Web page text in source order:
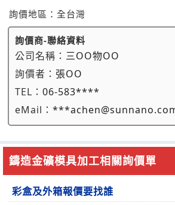
詢價地區： 全台灣
詢價商-聯絡資料
公司名稱： 三OO物OO
詢價者： 張OO
TEL： 06-583****
eMail：
鑄造金礦模具加工相關詢價單
彩盒及外箱報價要找誰